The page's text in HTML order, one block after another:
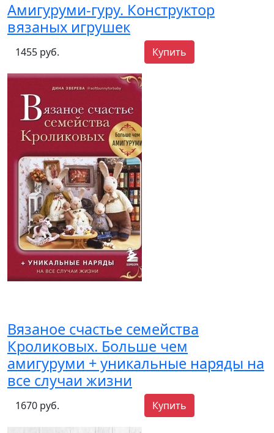
Амигуруми-гуру. Конструктор
вязаных игрушек
1455 руб. Купить
Вязаное счастье семейства
Кроликовых. Больше чем
амигуруми + уникальные наряды на
все случаи жизни
1670 руб. Купить